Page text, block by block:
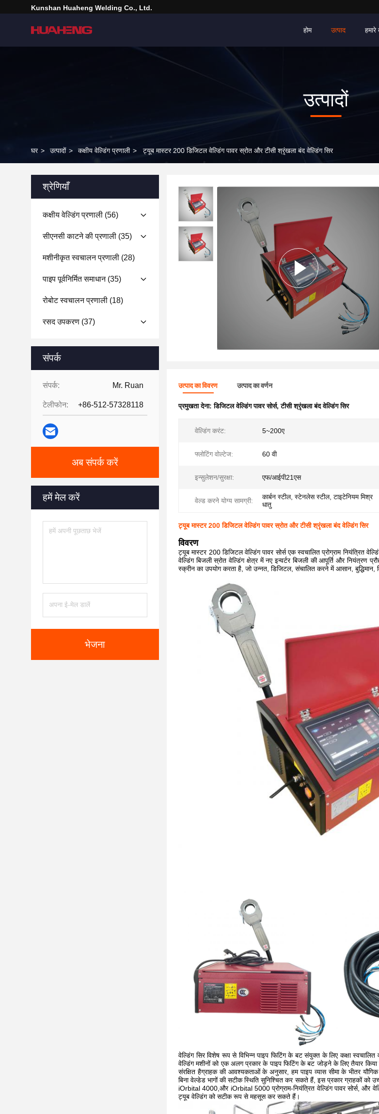
Kunshan Huaheng Welding Co., Ltd.
होम उत्पाद हमारे
उत्पादों
घर > उत्पादों > कक्षीय वेल्डिंग प्रणाली > ट्यूब मास्टर 200 डिजिटल वेल्डिंग पावर स्रोत और टीसी श्रृंखला बंद वेल्डिंग सिर
श्रेणियाँ
कक्षीय वेल्डिंग प्रणाली (56)
सीएनसी काटने की प्रणाली (35)
मशीनीकृत स्वचालन प्रणाली (28)
पाइप पूर्वनिर्मित समाधान(35)
रोबोट स्वचालन प्रणाली (18)
रसद उपकरण (37)
संपर्क
संपर्क: Mr. Ruan
टेलीफोन: +86-512-57328118
अब संपर्क करें
हमें मेल करें
भेजना
उत्पाद का विवरण उत्पाद का वर्णन
प्रमुखता देना:डिजिटल वेल्डिंग पावर सोर्स,टीसी श्रृंखला बंद वेल्डिंग सिर
वेल्डिंग करंट: 5~200ए
फ्लोटिंग वोल्टेज: 60 वी
इन्सुलेशन/सुरक्षा: एफ/आईपी21एस
वेल्ड करने योग्य सामग्री:
कार्बन स्टील, स्टेनलेस स्टील, टाइटेनियम मिश्र
धातु
ट्यूब मास्टर 200 डिजिटल वेल्डिंग पावर स्रोत और टीसी श्रृंखला बंद वेल्डिंग सिर
विवरण
ट्यूब मास्टर 200 डिजिटल वेल्डिंग पावर सोर्स एक स्वचालित प्रोग्राम नियंत्रित
वेल्डिंग बिजली स्रोत वेल्डिंग क्षेत्र में नए इन्वर्टर बिजली की आपूर्ति और नियंत्रण
स्क्रीन का उपयोग करता है, जो उन्नत, डिजिटल, संचालित करने में आसान, बुद्धिमान,
वेल्डिंग सिर विशेष रूप से विभिन्न पाइप फिटिंग के बट संयुक्त के लिए कक्षा
वेल्डिंग मशीनों को एक अलग प्रकार के पाइप फिटिंग के बट जोड़ने के लिए तैयार
संरक्षित हैग्राहक की आवश्यकताओं के अनुसार, हम पाइप व्यास सीमा के भीतर
बिना वेल्डेड भागों की सटीक स्थिति सुनिश्चित कर सकते हैं, इस प्रकार ग्राहकों को
iOrbital 4000,और iOrbital 5000 प्रोग्राम-नियंत्रित वेल्डिंग पावर सोर्स, और
ट्यूब वेल्डिंग को सटीक रूप से महसूस कर सकते हैं।